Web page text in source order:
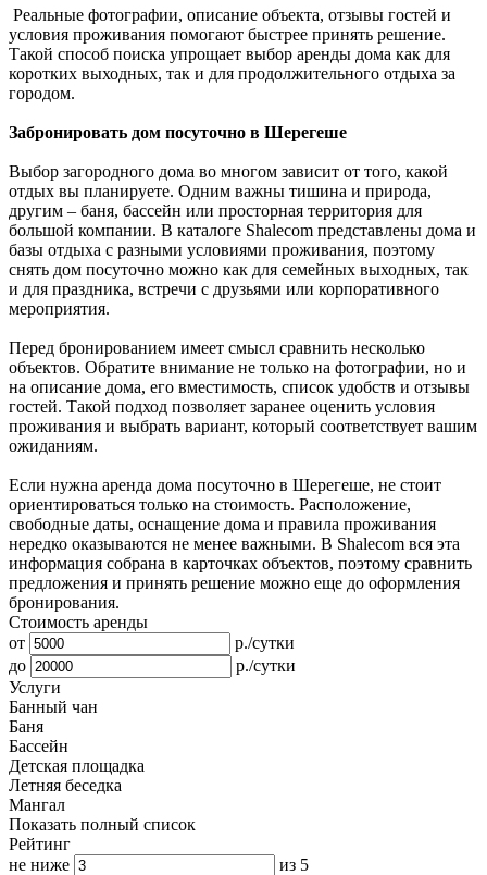
Реальные фотографии, описание объекта, отзывы гостей и
условия проживания помогают быстрее принять решение.
Такой способ поиска упрощает выбор аренды дома как для
коротких выходных, так и для продолжительного отдыха за
городом.
Забронировать дом посуточно в Шерегеше
Выбор загородного дома во многом зависит от того, какой
отдых вы планируете. Одним важны тишина и природа,
другим – баня, бассейн или просторная территория для
большой компании. В каталоге Shalecom представлены дома и
базы отдыха с разными условиями проживания, поэтому
снять дом посуточно можно как для семейных выходных, так
и для праздника, встречи с друзьями или корпоративного
мероприятия.
Перед бронированием имеет смысл сравнить несколько
объектов. Обратите внимание не только на фотографии, но и
на описание дома, его вместимость, список удобств и отзывы
гостей. Такой подход позволяет заранее оценить условия
проживания и выбрать вариант, который соответствует вашим
ожиданиям.
Если нужна аренда дома посуточно в Шерегеше, не стоит
ориентироваться только на стоимость. Расположение,
свободные даты, оснащение дома и правила проживания
нередко оказываются не менее важными. В Shalecom вся эта
информация собрана в карточках объектов, поэтому сравнить
предложения и принять решение можно еще до оформления
бронирования.
Стоимость аренды
от
р./сутки
до
р./сутки
Услуги
Банный чан
Баня
Бассейн
Детская площадка
Летняя беседка
Мангал
Показать полный список
Рейтинг
не ниже
из 5